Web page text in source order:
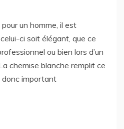
un homme, il est
ci soit élégant, que ce
ou bien lors d’un
chemise blanche remplit ce
donc important